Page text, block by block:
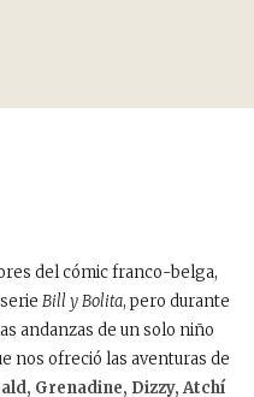
del cómic franco-belga,
Bill y Bolita, pero durante
andanzas de un solo niño
nos ofreció las aventuras de
Grenadine, Dizzy, Atchí